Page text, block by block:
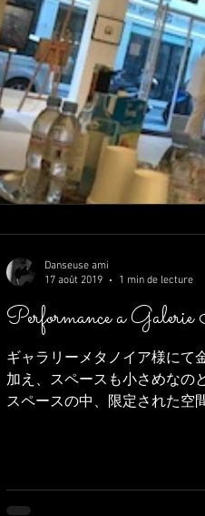
Performance a
ギャラリーメタノイア様にて
加え、スペースも小さめなの
スペースの中、限定された空
Danseuse ami
17 août 2019
1 min de lecture